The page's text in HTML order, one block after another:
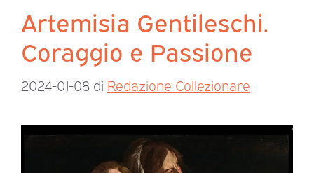
Artemisia Gentileschi.
Coraggio e Passione
2024-01-08 di Redazione Collezionare